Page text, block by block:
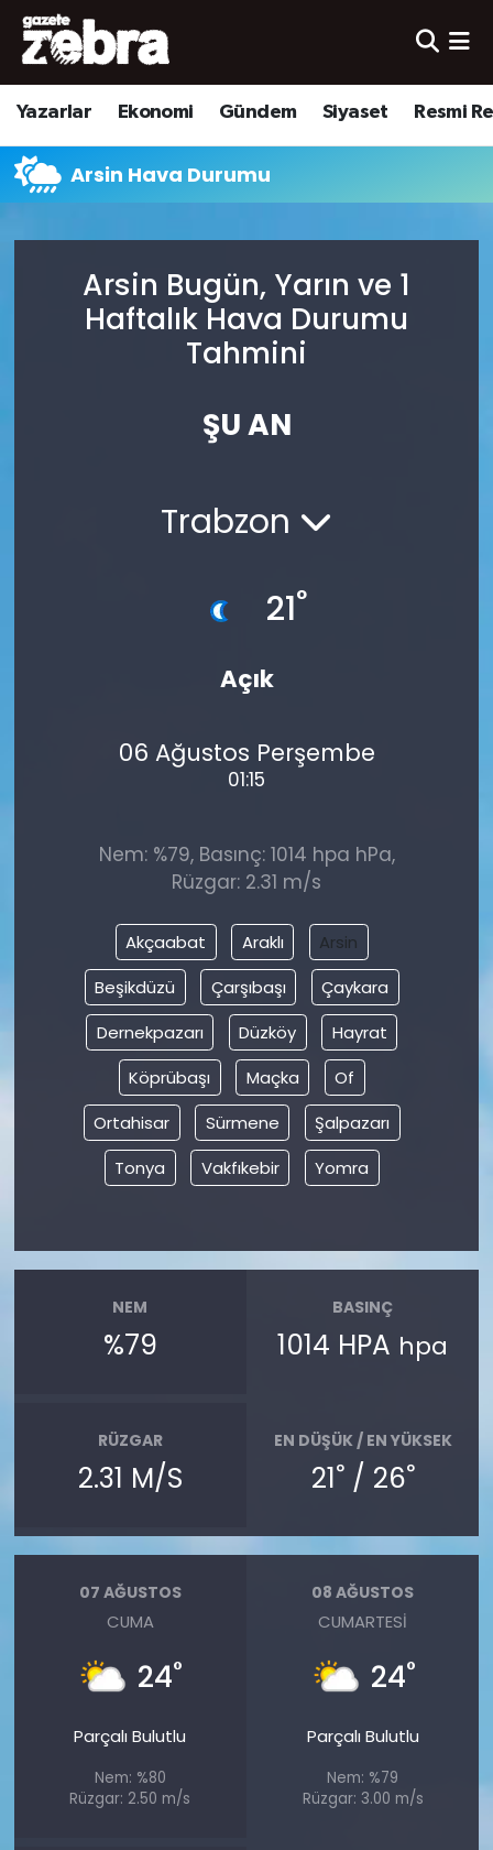
Yazarlar Ekonomi Gündem Siyaset Resmi
Arsin Hava Durumu
Arsin Bugün, Yarın ve 1
Haftalık Hava Durumu
Tahmini
ŞU AN
Trabzon
21°
Açık
06 Ağustos Perşembe
01:15
Nem: %79, Basınç: 1014 hpa hPa,
Rüzgar: 2.31 m/s
Akçaabat Araklı
Arsin
Beşikdüzü
Çarşıbaşı
Çaykara
Dernekpazarı
Düzköy
Hayrat
Köprübaşı
Maçka
Of
Ortahisar
Sürmene
Şalpazarı
Tonya
Vakfıkebir Yomra
NEM
%79
BASINÇ
1014 HPA hpa
RÜZGAR
2.31 M/S
EN DÜŞÜK / EN YÜKSEK
21°/ 26°
07 AĞUSTOS
CUMA
24°
Parçalı Bulutlu
Nem: %80
Rüzgar: 2.50 m/s
08 AĞUSTOS
CUMARTESI
24°
Parçalı Bulutlu
Nem: %79
Rüzgar: 3.00 m/s
Yazarlar
Ekonomi
Kültür-Sanat
Spor
Nöbetçi Eczaneler
Hava Durumu
Trafik Durumu
Tüm Manşetler
Son Dakika Haberleri